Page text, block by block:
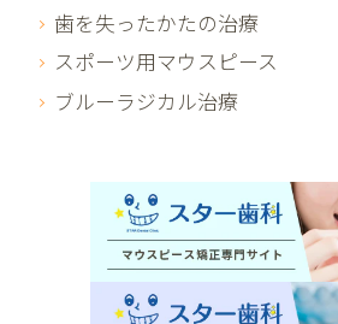
歯を失ったかたの治療
スポーツ用マウスピース
ブルーラジカル治療